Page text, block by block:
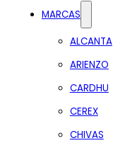
MARCAS
ALCANTA
ARIENZO
CARDHU
CEREX
CHIVAS